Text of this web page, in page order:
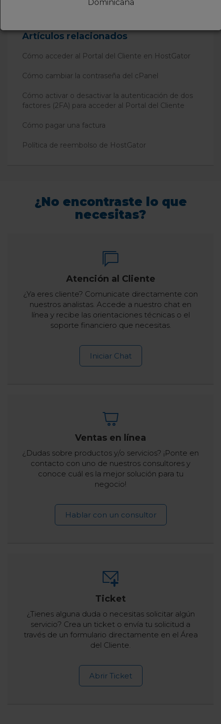
Artículos relacionados
Cómo acceder al Portal del Cliente en HostGator
Cómo cambiar la contraseña del cPanel
Cómo activar o desactivar la autenticación de dos
factores (2FA) para acceder al Portal del Cliente
Cómo pagar una factura
Política de reembolso de HostGator
¿No encontraste lo que
necesitas?
Atención al Cliente
¿Ya eres cliente? Comunicate directamente con
nuestros analistas. Accede a nuestro chat en
línea y recibe las orientaciones técnicas o el
soporte financiero que necesitas.
Iniciar Chat
Ventas en línea
¿Dudas sobre productos y/o servicios? ¡Ponte en
contacto con uno de nuestros consultores y
conoce cuál es la mejor solución para tu
negocio!
Hablar con un consultor
Ticket
¿Tienes alguna duda o necesitas solicitar algún
servicio? Crea un ticket o envía tu solicitud a
través de un formulario directamente en el Área
del Cliente.
Abrir Ticket
Dominicana